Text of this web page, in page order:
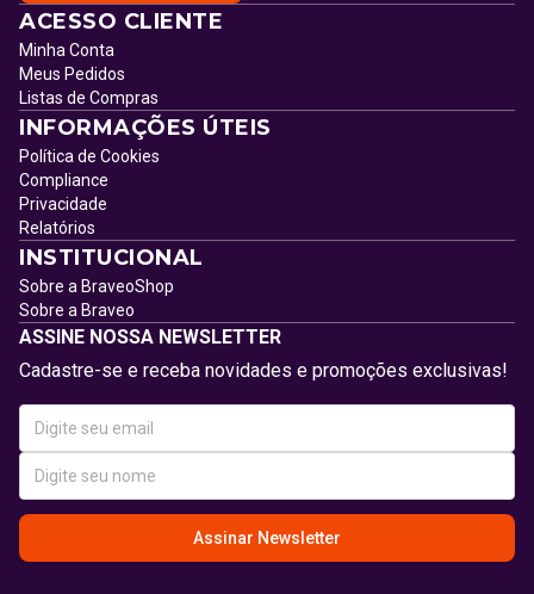
ACESSO CLIENTE
Minha Conta
Meus Pedidos
Listas de Compras
INFORMAÇÕES ÚTEIS
Política de Cookies
Compliance
Privacidade
Relatórios
INSTITUCIONAL
Sobre a BraveoShop
Sobre a Braveo
ASSINE NOSSA NEWSLETTER
Cadastre-se e receba novidades e promoções exclusivas!
Assinar Newsletter